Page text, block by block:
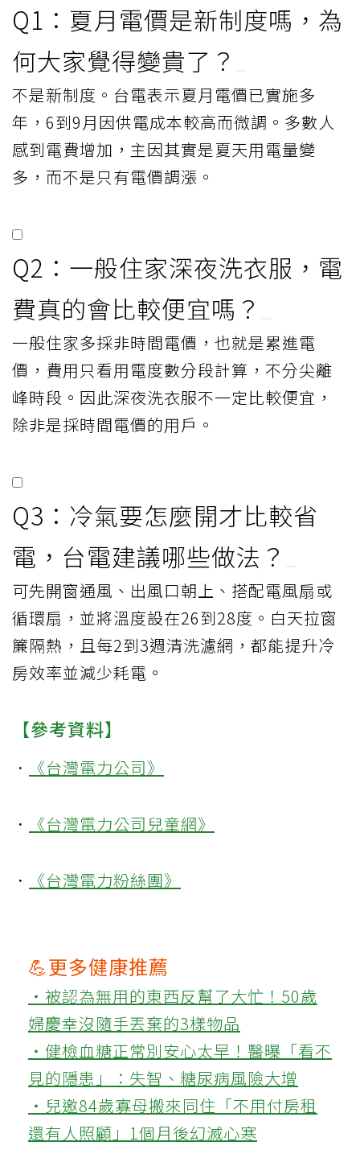
Q1：夏月電價是新制度嗎，為
何大家覺得變貴了？
不是新制度。台電表示夏月電價已實施多
年，6到9月因供電成本較高而微調。多數人
感到電費增加，主因其實是夏天用電量變
多，而不是只有電價調漲。
Q2：一般住家深夜洗衣服，電
費真的會比較便宜嗎？
一般住家多採非時間電價，也就是累進電
價，費用只看用電度數分段計算，不分尖離
峰時段。因此深夜洗衣服不一定比較便宜，
除非是採時間電價的用戶。
Q3：冷氣要怎麼開才比較省
電，台電建議哪些做法？
可先開窗通風、出風口朝上、搭配電風扇或
循環扇，並將溫度設在26到28度。白天拉窗
簾隔熱，且每2到3週清洗濾網，都能提升冷
房效率並減少耗電。
【參考資料】
． 《台灣電力公司》
． 《台灣電力公司兒童網》
． 《台灣電力粉絲團》
💪更多健康推薦
‧被認為無用的東西反幫了大忙！50歲
婦慶幸沒隨手丟棄的3樣物品
‧健檢血糖正常別安心太早！醫曝「看不
見的隱患」：失智、糖尿病風險大增
‧兒邀84歲寡母搬來同住「不用付房租
還有人照顧」1個月後幻滅心寒